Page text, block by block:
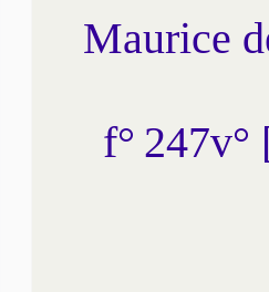
Maurice
f°